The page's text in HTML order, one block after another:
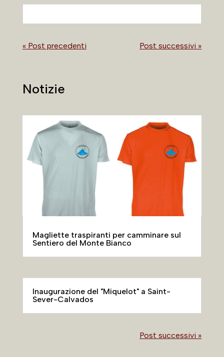
« Post precedenti Post successivi »
Notizie
Magliette traspiranti per camminare sul
Sentiero del Monte Bianco
Inaugurazione del "Miquelot" a Saint-
Sever-Calvados
Post successivi »